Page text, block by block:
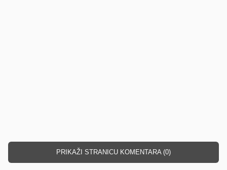
PRIKAŽI STRANICU KOMENTARA (0)